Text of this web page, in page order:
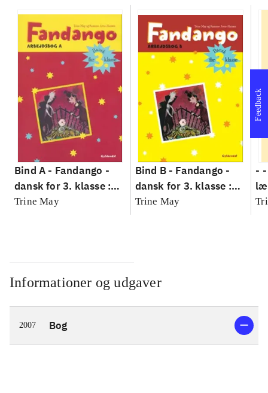
Bind A - Fandango -
dansk for 3. klasse :
grundbog --
Trine May
Bind B - Fandango -
dansk for 3. klasse :
grundbog --
Trine May
-
Informationer og udgaver
2007 Bog
Feedback